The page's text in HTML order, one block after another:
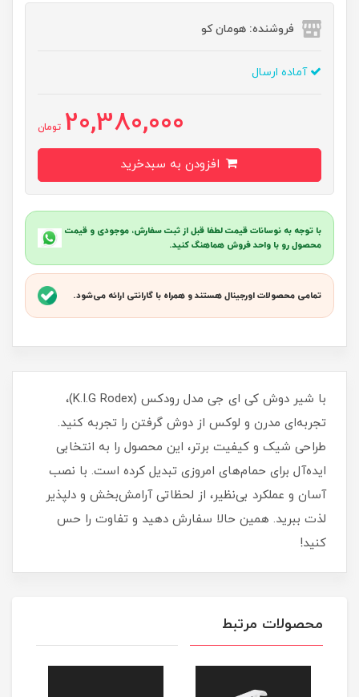
فروشنده: هومان کو
آماده ارسال
20,380,000 تومان
با توجه به نوسانات قیمت لطفا قبل از ثبت سفارش، موجودی و قیمت
محصول رو با واحد فروش هماهنگ کنید.
تمامی محصولات اورجینال هستند و همراه با گارانتی ارائه می‌شود.
با شیر دوش کی ای جی مدل رودکس (K.I.G Rodex)،
تجربه‌ای مدرن و لوکس از دوش گرفتن را تجربه کنید.
طراحی شیک و کیفیت برتر، این محصول را به انتخابی
ایده‌آل برای حمام‌های امروزی تبدیل کرده است. با نصب
آسان و عملکرد بی‌نظیر، از لحظاتی آرامش‌بخش و دلپذیر
لذت ببرید. همین حالا سفارش دهید و تفاوت را حس
کنید!
محصولات مرتبط